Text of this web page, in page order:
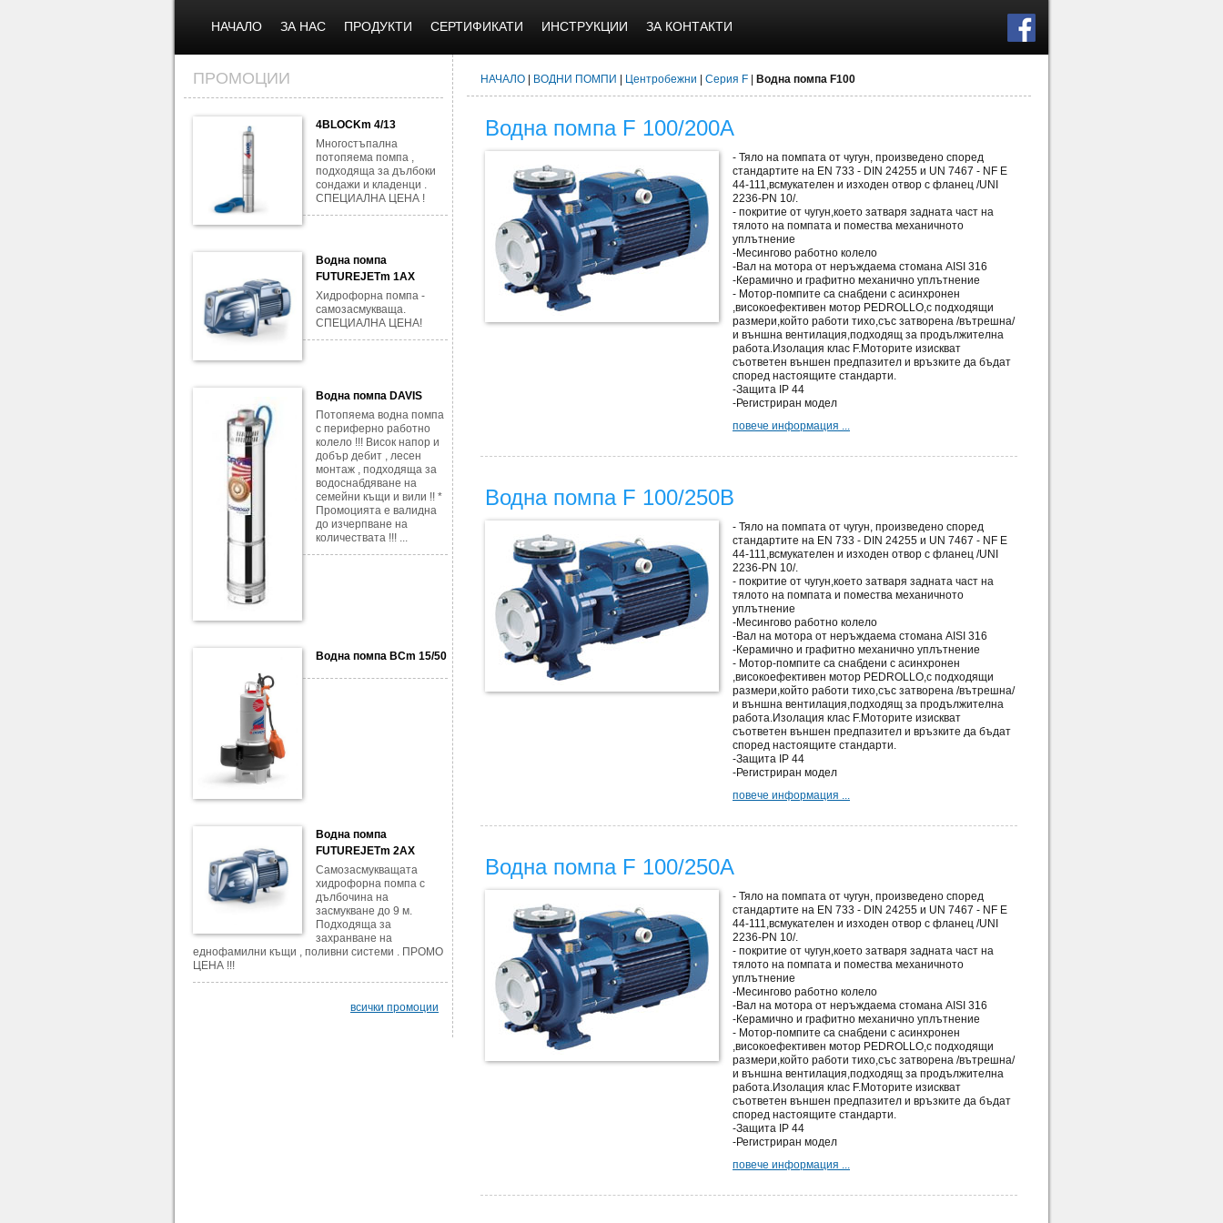
НАЧАЛО ЗА НАС ПРОДУКТИ СЕРТИФИКАТИ ИНСТРУКЦИИ ЗА КОНТАКТИ
ПРОМОЦИИ
4BLOCKm 4/13
Многостъпална
потопяема помпа ,
подходяща за дълбоки
сондажи и кладенци .
СПЕЦИАЛНА ЦЕНА !
Водна помпа
FUTUREJETm 1AX
Хидрофорна помпа -
самозасмукваща.
СПЕЦИАЛНА ЦЕНА!
Водна помпа DAVIS
Потопяема водна помпа
с периферно работно
колело !!! Висок напор и
добър дебит , лесен
монтаж , подходяща за
водоснабдяване на
семейни къщи и вили !! *
Промоцията е валидна
до изчерпване на
количествата !!! ...
Водна помпа BCm 15/50
Водна помпа
FUTUREJETm 2AX
Самозасмукващата
хидрофорна помпа с
дълбочина на
засмукване до 9 м.
Подходяща за
захранване на
еднофамилни къщи , поливни системи . ПРОМО
ЦЕНА !!!
всички промоции
НАЧАЛО ВОДНИ ПОМПИ Центробежни Серия F Водна помпа F100
Водна помпа F 100/200A
- Тяло на помпата от чугун, произведено според
стандартите на EN 733 - DIN 24255 и UN 7467 - NF E
44-111,всмукателен и изходен отвор с фланец /UNI
2236-PN 10/.
- покритие от чугун,което затваря задната част на
тялото на помпата и помества механичното
уплътнение
-Месингово работно колело
-Вал на мотора от неръждаема стомана AISI 316
-Керамично и графитно механично уплътнение
- Мотор-помпите са снабдени с асинхронен
,високоефективен мотор PEDROLLO,с подходящи
размери,който работи тихо,със затворена /вътрешна/
и външна вентилация,подходящ за продължителна
работа.Изолация клас F.Моторите изискват
съответен външен предпазител и връзките да бъдат
според настоящите стандарти.
-Защита IP 44
-Регистриран модел
повече информация ...
Водна помпа F 100/250B
- Тяло на помпата от чугун, произведено според
стандартите на EN 733 - DIN 24255 и UN 7467 - NF E
44-111,всмукателен и изходен отвор с фланец /UNI
2236-PN 10/.
- покритие от чугун,което затваря задната част на
тялото на помпата и помества механичното
уплътнение
-Месингово работно колело
-Вал на мотора от неръждаема стомана AISI 316
-Керамично и графитно механично уплътнение
- Мотор-помпите са снабдени с асинхронен
,високоефективен мотор PEDROLLO,с подходящи
размери,който работи тихо,със затворена /вътрешна/
и външна вентилация,подходящ за продължителна
работа.Изолация клас F.Моторите изискват
съответен външен предпазител и връзките да бъдат
според настоящите стандарти.
-Защита IP 44
-Регистриран модел
повече информация ...
Водна помпа F 100/250A
- Тяло на помпата от чугун, произведено според
стандартите на EN 733 - DIN 24255 и UN 7467 - NF E
44-111,всмукателен и изходен отвор с фланец /UNI
2236-PN 10/.
- покритие от чугун,което затваря задната част на
тялото на помпата и помества механичното
уплътнение
-Месингово работно колело
-Вал на мотора от неръждаема стомана AISI 316
-Керамично и графитно механично уплътнение
- Мотор-помпите са снабдени с асинхронен
,високоефективен мотор PEDROLLO,с подходящи
размери,който работи тихо,със затворена /вътрешна/
и външна вентилация,подходящ за продължителна
работа.Изолация клас F.Моторите изискват
съответен външен предпазител и връзките да бъдат
според настоящите стандарти.
-Защита IP 44
-Регистриран модел
повече информация ...